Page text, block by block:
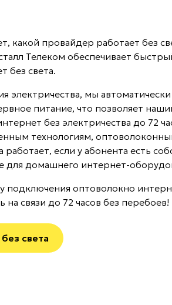
какой провайдер работает без
Телеком обеспечивает
без света.
электричества, мы автоматически
питание, что позволяет
без электричества до 72
технологиям,
работает, если у абонента есть
для домашнего интернет-
подключения оптоволокно
на связи до 72 часов без перебоев!
света